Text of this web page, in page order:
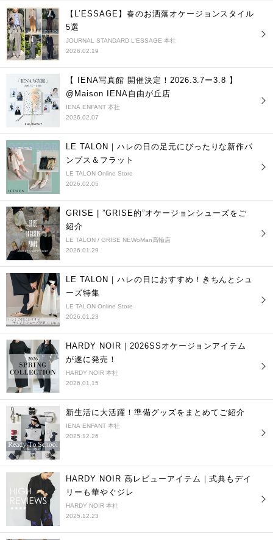
【L’ESSAGE】春のお洒落オケージョンスタイル
5選
JOURNAL STANDARD L'ESSAGE 本社
2026.02.19
【 IENA写真館 開催決定！2026.3.7ー3.8 】
@Maison IENA自由が丘店
IENA ENFANT 本社
2026.02.07
LE TALON｜ハレの日の足元にぴったりな新作パ
ンプス＆フラット
LE TALON Online Store
2026.02.05
GRISE | ”GRISE的”オケージョンシューズをご
紹介
LE TALON / GRISE NEWoMan高輪店
2026.01.29
LE TALON｜ハレの日におすすめ！きちんとシュ
ーズ特集
LE TALON Online Store
2026.01.23
HARDY NOIR｜2026SSオケージョンアイテム
が遂に発売！
HARDY NOIR 本社
2026.01.15
新生活に大活躍！準備グッズをまとめてご紹介
IENA ENFANT 本社
2025.12.26
HARDY NOIR 高レビューアイテム｜式典もデイ
リーも華やぐジレ
HARDY NOIR 本社
2025.12.23